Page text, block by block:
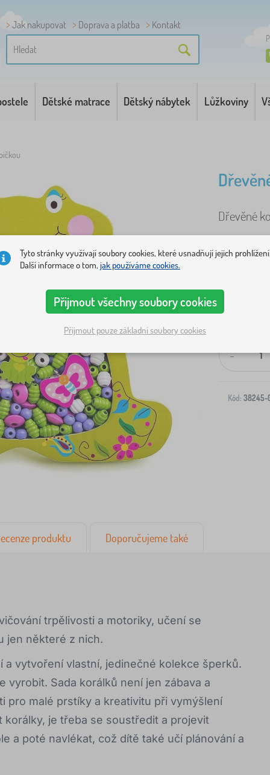
Jak nakupovat Doprava a platba Kontakt
Dětské matrace Dětský nábytek Lůžkoviny
Dřevěné
-
Kód: 38245-
produktu Doporučujeme také
trpělivosti a motoriky, učení se
jen některé z nich.
vytvoření vlastní, jedinečné kolekce šperků.
vyrobit. Sada korálků není jen zábava a
pro malé prstíky a kreativitu při vymýšlení
je třeba se soustředit a projevit
a poté navlékat, což dítě také učí plánování a
Tyto stránky využívají soubory cookies, které usnadňují jejich
Další informace o tom, jak používáme cookies.
Přijmout všechny soubory cookies
Přijmout pouze základní soubory cookies